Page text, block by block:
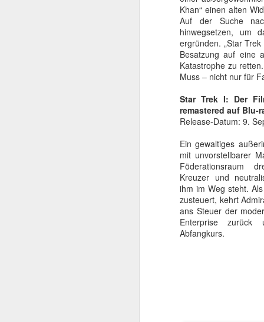
Khan“ einen alten
Auf der Suche
hinwegsetzen, um
ergründen. „Star
Besatzung auf eine
Katastrophe zu
Muss – nicht nur für
Star Trek I: Der
remastered auf Blu-
Release-Datum: 9.
Ein gewaltiges
mit unvorstellbarer
Föderationsraum
Kreuzer und
ihm im Weg steht.
zusteuert, kehrt
ans Steuer der
Enterprise
Abfangkurs.
beachtlicher
Schwarzenegger.
sie den späteren
Zur